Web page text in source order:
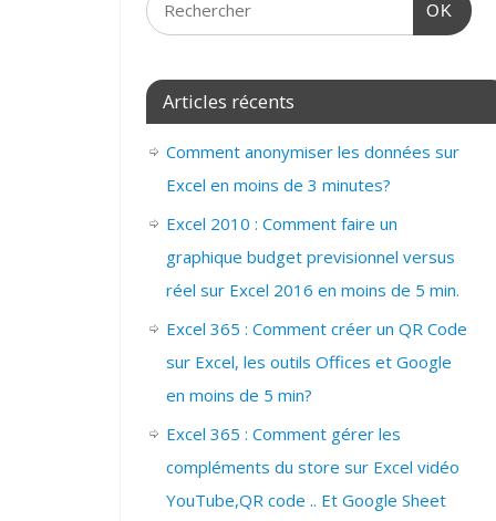
OK
Articles récents
Comment anonymiser les données sur
Excel en moins de 3 minutes?
Excel 2010 : Comment faire un
graphique budget previsionnel versus
réel sur Excel 2016 en moins de 5 min.
Excel 365 : Comment créer un QR Code
sur Excel, les outils Offices et Google
en moins de 5 min?
Excel 365 : Comment gérer les
compléments du store sur Excel vidéo
YouTube,QR code .. Et Google Sheet